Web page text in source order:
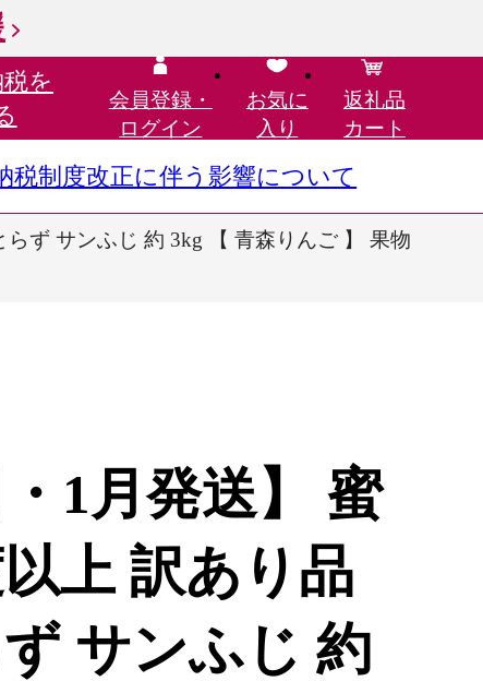
を
会員登録・
ログイン
お気に
入り
返礼品
カート
税制度改正に伴う影響について
ず サンふじ 約 3kg 【 青森りんご 】 果物
1月発送】 蜜
上 訳あり品
サンふじ 約